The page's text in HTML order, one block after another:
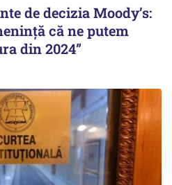
de decizia Moody’s:
că ne putem
din 2024”